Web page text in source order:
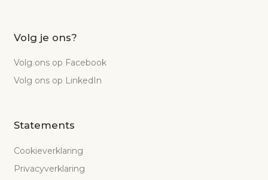
Volg je ons?
Volg ons op Facebook
Volg ons op LinkedIn
Statements
Cookieverklaring
Privacyverklaring